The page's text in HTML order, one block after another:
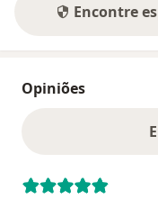
Encontre
Opiniões